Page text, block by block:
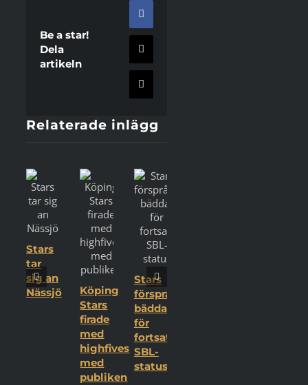
Be a star!
Dela
artikeln
Facebook
X
E-
post
Relaterade inlägg
Stars
tar
sig an
Nässjö
Köping
Stars
firade
med
highfives
med
publiken
Stars
försprång
bäddar
för
fortsatt
SBL-
status